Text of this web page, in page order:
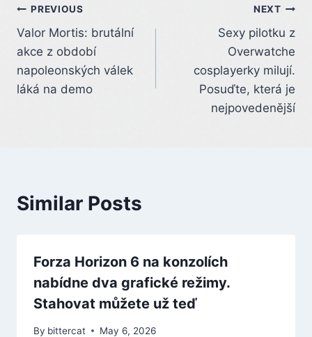
Post
navigation
PREVIOUS
Valor Mortis: brutální
akce z období
napoleonských válek
láká na demo
NEXT
Sexy pilotku z
Overwatche
cosplayerky milují.
Posuďte, která je
nejpovedenější
Similar Posts
Forza Horizon 6 na konzolích
nabídne dva grafické režimy.
Stahovat můžete už teď
By bittercat May 6, 2026